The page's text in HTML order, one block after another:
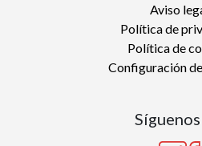
Aviso
Política de
Política de
Configuración